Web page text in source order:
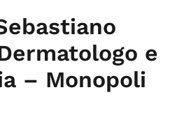
e
– Monopoli